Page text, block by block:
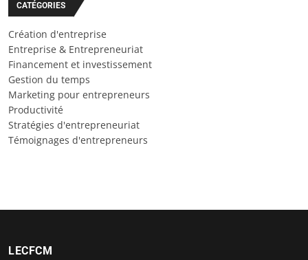
CATÉGORIES
Création d'entreprise
Entreprise & Entrepreneuriat
Financement et investissement
Gestion du temps
Marketing pour entrepreneurs
Productivité
Stratégies d'entrepreneuriat
Témoignages d'entrepreneurs
LECFCM